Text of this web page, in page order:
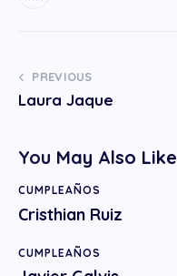
PREVIOUS
Laura Jaque
You May Also Like
CUMPLEAÑOS
Cristhian Ruiz
CUMPLEAÑOS